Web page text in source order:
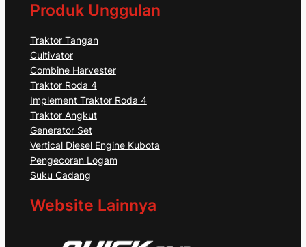
Produk Unggulan
Traktor Tangan
Cultivator
Combine Harvester
Traktor Roda 4
Implement Traktor Roda 4
Traktor Angkut
Generator Set
Vertical Diesel Engine Kubota
Pengecoran Logam
Suku Cadang
Website Lainnya